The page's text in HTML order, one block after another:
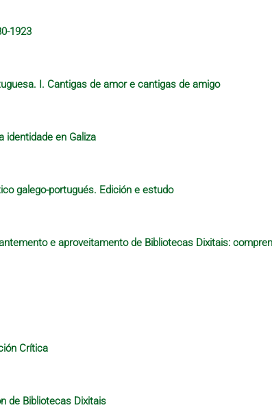
1923
I. Cantigas de amor e cantigas de amigo
identidade en Galiza
galego-portugués. Edición e estudo
e aproveitamento de Bibliotecas Dixitais:
Crítica
de Bibliotecas Dixitais